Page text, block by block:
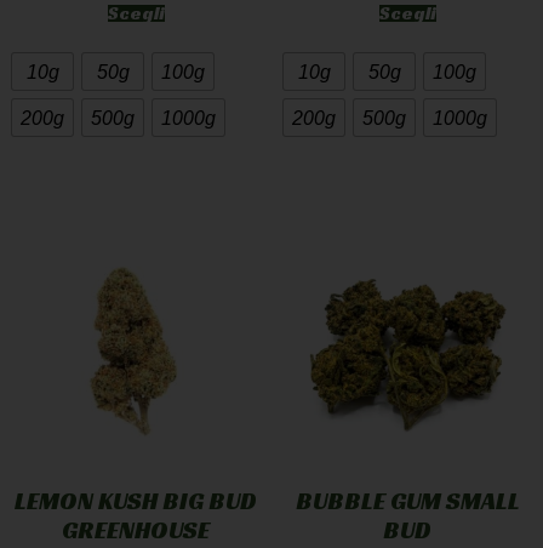
Scegli
10g 50g 100g
200g 500g 1000g
Scegli
10g 50g 100g
200g 500g 1000g
LEMON KUSH BIG BUD
GREENHOUSE
BUBBLE GUM SMALL
BUD